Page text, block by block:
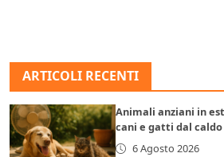
ARTICOLI RECENTI
Animali anziani in
cani e gatti dal caldo
6 Agosto 2026